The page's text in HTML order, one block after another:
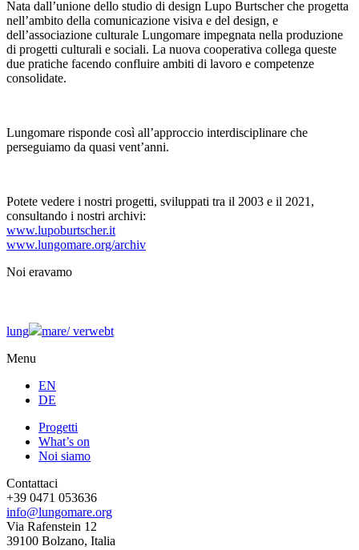
Nata dall’unione dello studio di design Lupo Burtscher che progetta
nell’ambito della comunicazione visiva e del design, e
dell’associazione culturale Lungomare impegnata nella produzione
di progetti culturali e sociali. La nuova cooperativa collega queste
due pratiche facendo confluire ambiti di lavoro e competenze
consolidate.
Lungomare risponde così all’approccio interdisciplinare che
perseguiamo da quasi vent’anni.
Potete vedere i nostri progetti, sviluppati tra il 2003 e il 2021,
consultando i nostri archivi:
www.lupoburtscher.it
www.lungomare.org/archiv
Noi eravamo
lung mare/verwebt
Menu
EN
DE
Progetti
What’s on
Noi siamo
Contattaci
+39 0471 053636
info@lungomare.org
Via Rafenstein 12
39100 Bolzano, Italia